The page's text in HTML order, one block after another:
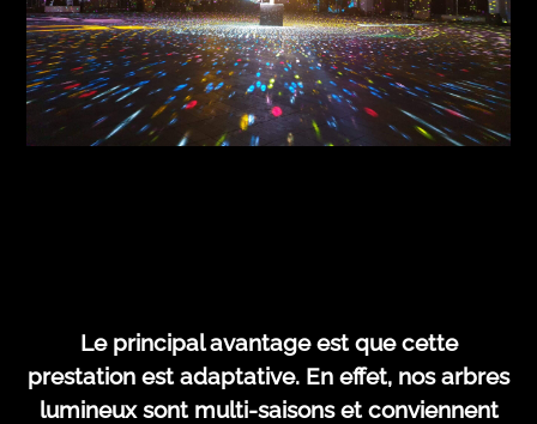
Le principal avantage est que cette
prestation est adaptative. En effet, nos arbres
lumineux sont multi-saisons et conviennent